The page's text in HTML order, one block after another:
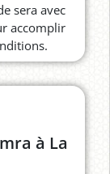
sera avec
accomplir
à La